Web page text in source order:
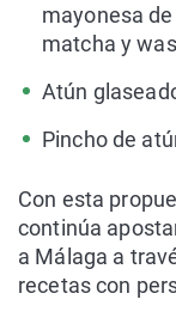
mayonesa
matcha y
Atún
Pincho de
Con esta
continúa
a Málaga a
recetas con